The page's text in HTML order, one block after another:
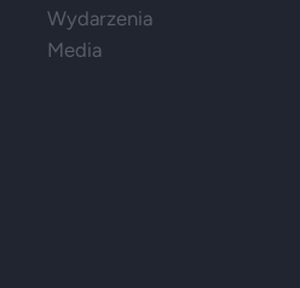
Wydarzenia
Media